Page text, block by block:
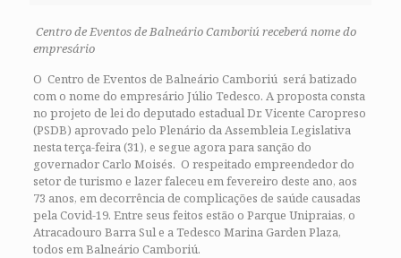
Centro de Eventos de Balneário Camboriú receberá nome do
empresário
O Centro de Eventos de Balneário Camboriú será batizado
com o nome do empresário Júlio Tedesco. A proposta consta
no projeto de lei do deputado estadual Dr. Vicente Caropreso
(PSDB) aprovado pelo Plenário da Assembleia Legislativa
nesta terça-feira (31), e segue agora para sanção do
governador Carlo Moisés. O respeitado empreendedor do
setor de turismo e lazer faleceu em fevereiro deste ano, aos
73 anos, em decorrência de complicações de saúde causadas
pela Covid-19. Entre seus feitos estão o Parque Unipraias, o
Atracadouro Barra Sul e a Tedesco Marina Garden Plaza,
todos em Balneário Camboriú.